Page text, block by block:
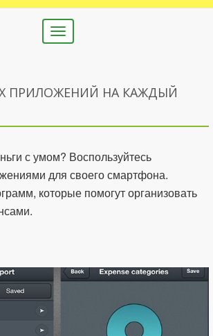
Toggle
navigation
ПРИЛОЖЕНИЙ НА КАЖДЫЙ
с умом? Воспользуйтесь
для своего смартфона.
которые помогут организовать